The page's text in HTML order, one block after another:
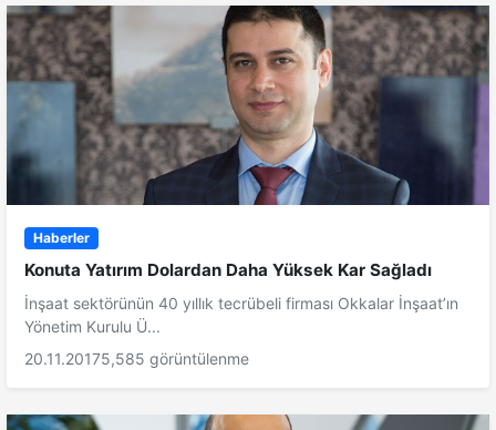
Haberler
Konuta Yatırım Dolardan Daha Yüksek Kar Sağladı
İnşaat sektörünün 40 yıllık tecrübeli firması Okkalar İnşaat’ın
Yönetim Kurulu Ü...
20.11.20175,585 görüntülenme